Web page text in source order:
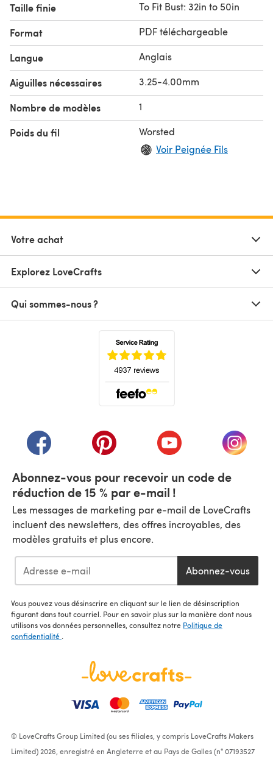
Taille finie To Fit Bust: 32in to 50in
Format PDF téléchargeable
Langue Anglais
Aiguilles nécessaires 3.25-4.00mm
Nombre de modèles 1
Poids du fil
Worsted
Voir Peignée Fils
Votre achat
Explorez LoveCrafts
Qui sommes-nous ?
(s'ouvre dans un nouvel onglet)
(s'ouvre dans un nouvel onglet)
(s'ouvre dans un(s'ouvre
Abonnez-vous pour recevoir un code de
réduction de 15 % par e-mail !
Les messages de marketing par e-mail de LoveCrafts
incluent des newsletters, des offres incroyables, des
modèles gratuits et plus encore.
Abonnez-vous
Vous pouvez vous désinscrire en cliquant sur le lien de désinscription
figurant dans tout courriel. Pour en savoir plus sur la manière dont nous
utilisons vos données personnelles, consultez notre Politique de
confidentialité
© LoveCrafts Group Limited (ou ses filiales, y compris LoveCrafts Makers
Limited) 2026, enregistré en Angleterre et au Pays de Galles (n° 07193527